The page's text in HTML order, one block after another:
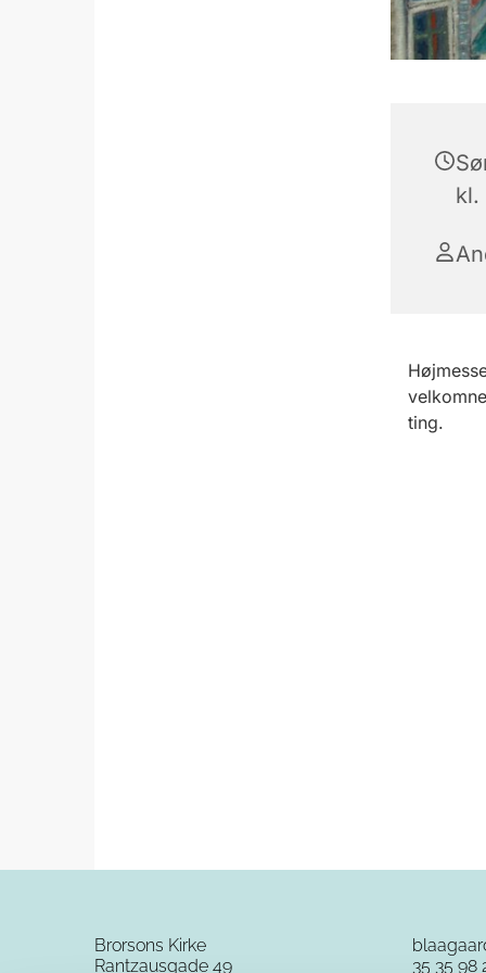
kl.
ting.
Brorsons Kirke
Rantzausgade 49
35 35 98